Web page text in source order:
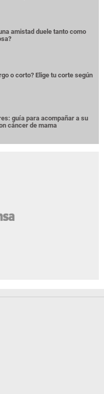
amistad duele tanto como
o corto? Elige tu corte según
guía para acompañar a su
cáncer de mama